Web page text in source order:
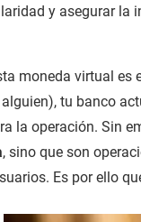
y asegurar la
moneda virtual es
tu banco
la operación. Sin
, sino que son
Es por ello